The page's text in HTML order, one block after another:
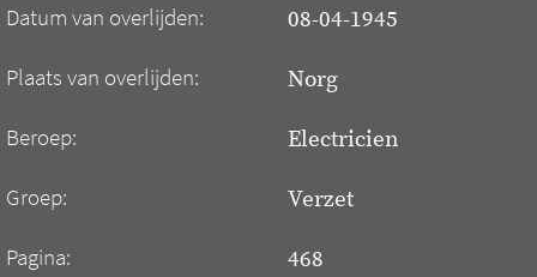
Datum van overlijden: 08-04-1945
Plaats van overlijden: Norg
Beroep: Electricien
Groep: Verzet
Pagina: 468